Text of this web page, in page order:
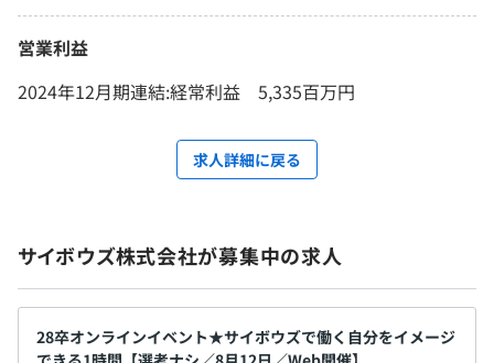
営業利益
2024年12月期連結:経常利益 5,335百万円
求人詳細に戻る
サイボウズ株式会社が募集中の求人
28卒オンラインイベント★サイボウズで働く自分をイメージ